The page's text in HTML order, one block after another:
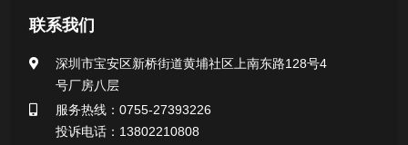
医用无菌采样拭子系列
一次性使用采样器系列
微生物样本保存液（通用运输传媒介质）系列
联系我们
深圳市宝安区新桥街道黄埔社区上南东路128号4
号厂房八层
服务热线：0755-27393226
投诉电话：13802210808